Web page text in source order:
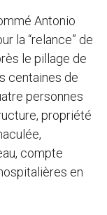
Antonio
la “relance” de
le pillage de
centaines de
personnes
propriété
compte
en